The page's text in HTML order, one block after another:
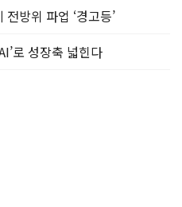
방위 파업 ‘경고등’
로 성장축 넓힌다